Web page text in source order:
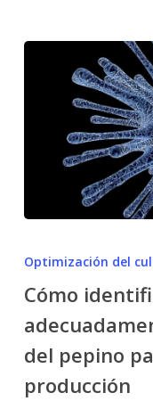
manejar
adecuadamente
las
enfermedades
del
Optimización del
Cómo
del pepino
producción